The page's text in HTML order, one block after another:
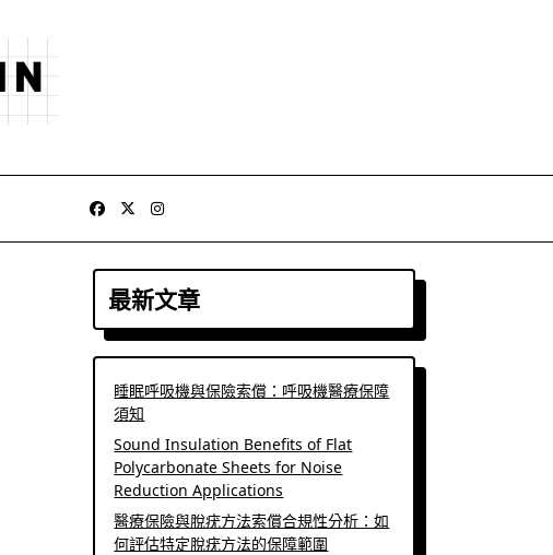
最新文章
睡眠呼吸機與保險索償：呼吸機醫療保障
須知
Sound Insulation Benefits of Flat
Polycarbonate Sheets for Noise
Reduction Applications
醫療保險與脫疣方法索償合規性分析：如
何評估特定脫疣方法的保障範圍